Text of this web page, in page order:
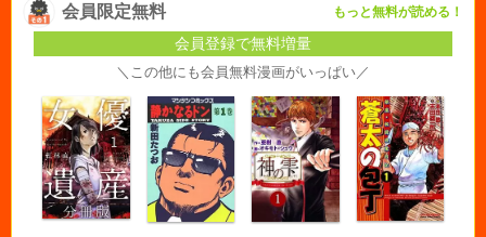
会員限定無料 もっと無料が読める！
会員登録で無料増量
＼この他にも会員無料漫画がいっぱい／